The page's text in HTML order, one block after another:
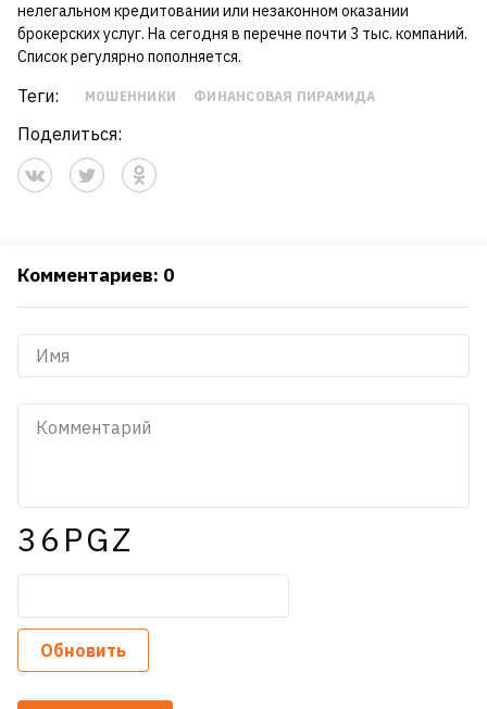
нелегальном кредитовании или незаконном оказании
брокерских услуг. На сегодня в перечне почти 3 тыс. компаний.
Список регулярно пополняется.
Теги: МОШЕННИКИ ФИНАНСОВАЯ ПИРАМИДА
Поделиться:
Комментариев: 0
36PGZ
Обновить